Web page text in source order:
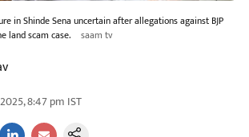
in Shinde Sena uncertain after allegations against BJP
land scam case.
saam tv
8:47 pm IST